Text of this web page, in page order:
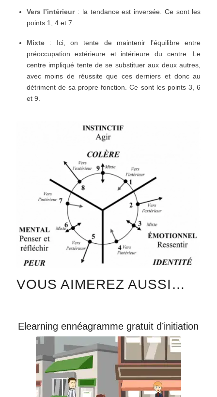
Vers l’intérieur: la tendance est inversée. Ce sont les
points 1, 4 et 7.
Mixte: Ici, on tente de maintenir l’équilibre entre
préoccupation extérieure et intérieure du centre. Le
centre impliqué tente de se substituer aux deux autres,
avec moins de réussite que ces derniers et donc au
détriment de sa propre fonction. Ce sont les points 3, 6
et 9.
VOUS AIMEREZ AUSSI…
Elearning ennéagramme gratuit d’initiation